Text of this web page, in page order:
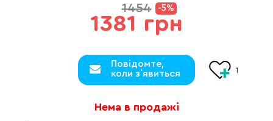
1454 -5%
1381 грн
Повідомте,
коли з`явиться
1
Нема в продажі